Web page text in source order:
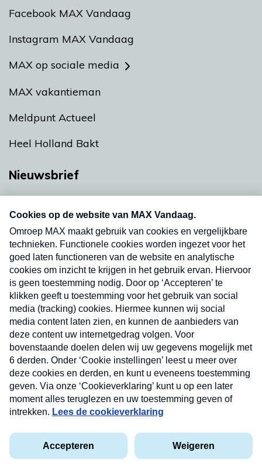
Facebook MAX Vandaag
Instagram MAX Vandaag
MAX op sociale media
MAX vakantieman
Meldpunt Actueel
Heel Holland Bakt
Nieuwsbrief
nieuwsbrief. Elke vrijdag- en dinsdagochtend in
uw mailbox.
Verzend
Privacyverklaring
Cookieverklaring
Kwetsbaarheid melden
Nieuwsbrief
Neem hier een gratis abonnement op onze
nieuwsbrief. Elke vrijdag- en dinsdagochtend in uw